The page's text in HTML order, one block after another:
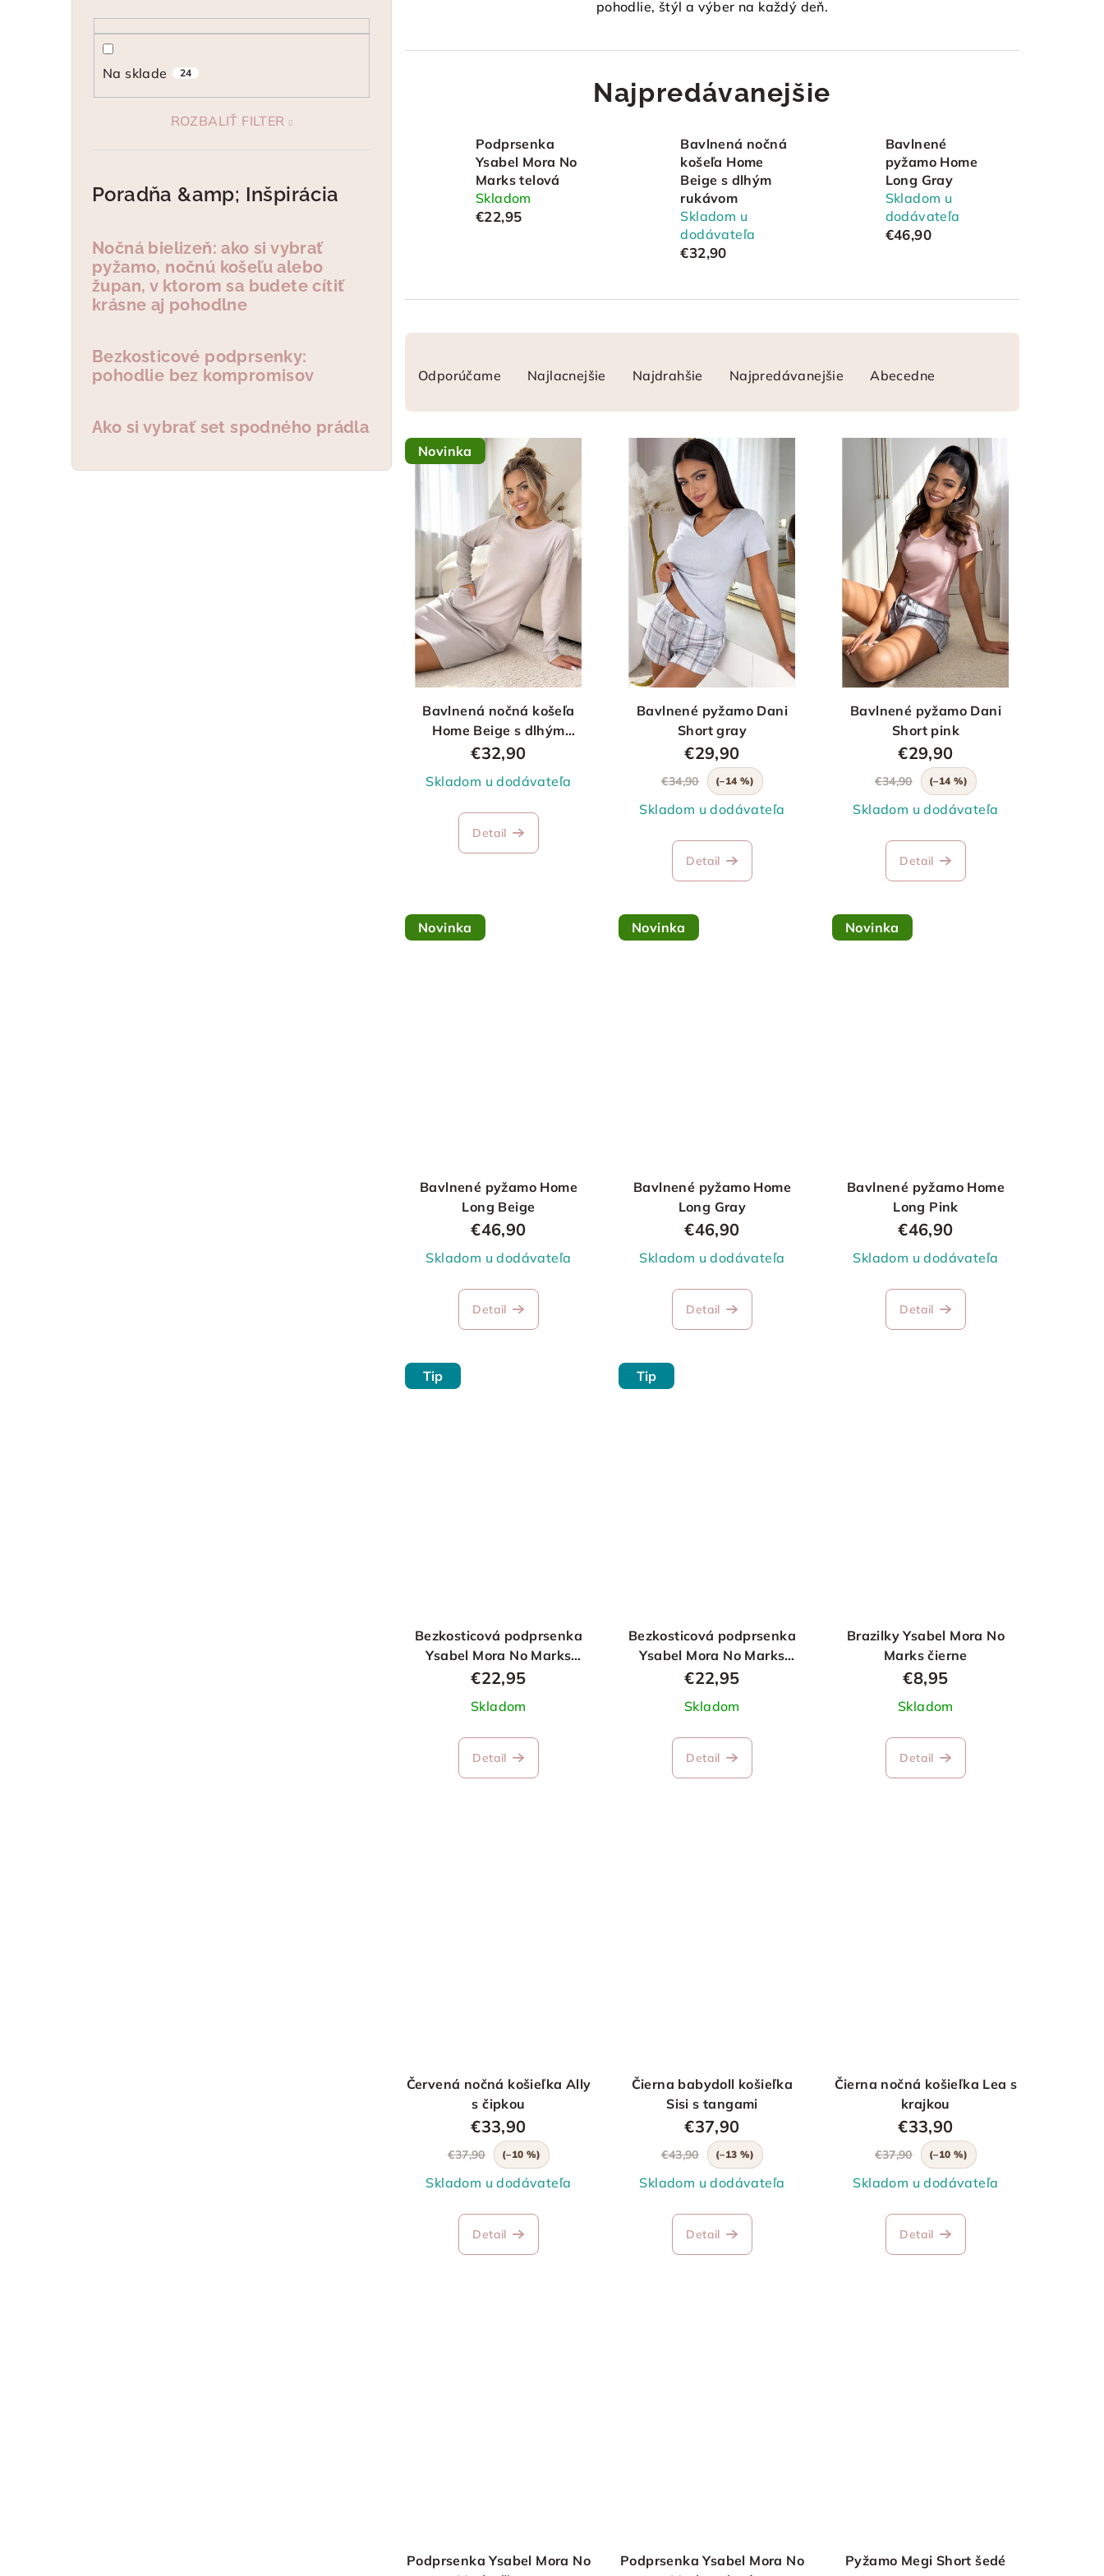
Na sklade 24
ROZBALIŤ FILTER
Poradňa &amp; Inšpirácia
Nočná bielizeň: ako si vybrať
pyžamo, nočnú košeľu alebo
župan, v ktorom sa budete cítiť
krásne aj pohodlne
Bezkosticové podprsenky:
pohodlie bez kompromisov
Ako si vybrať set spodného prádla
pohodlie, štýl a výber na každý deň.
Najpredávanejšie
Podprsenka
Ysabel Mora No
Marks telová
Skladom
€22,95
Bavlnená nočná
košeľa Home
Beige s dlhým
rukávom
Skladom u
dodávateľa
€32,90
Bavlnené
pyžamo Home
Long Gray
Skladom u
dodávateľa
€46,90
a
d
e
e
r
o
d
u
Odporúčame Najlacnejšie Najdrahšie Najpredávanejšie Abecedne
V
ý
p
r
o
d
Novinka
Bavlnená nočná košeľa
Home Beige s dlhým
rukávom
€32,90
Skladom u dodávateľa
Detail
Bavlnené pyžamo Dani
Short gray
€29,90
€34,90 (–14 %)
Skladom u dodávateľa
Detail
Bavlnené pyžamo Dani
Short pink
€29,90
€34,90 (–14 %)
Skladom u dodávateľa
Detail
Novinka
Bavlnené pyžamo Home
Long Beige
€46,90
Skladom u dodávateľa
Detail
Novinka
Bavlnené pyžamo Home
Long Gray
€46,90
Skladom u dodávateľa
Detail
Novinka
Bavlnené pyžamo Home
Long Pink
€46,90
Skladom u dodávateľa
Detail
Tip
Bezkosticová podprsenka
Ysabel Mora No Marks
béžová
€22,95
Skladom
Detail
Tip
Bezkosticová podprsenka
Ysabel Mora No Marks
čierna
€22,95
Skladom
Detail
Brazilky Ysabel Mora No
Marks čierne
€8,95
Skladom
Detail
Červená nočná košieľka Ally
s čipkou
€33,90
€37,90 (–10 %)
Skladom u dodávateľa
Detail
Čierna babydoll košieľka
Sisi s tangami
€37,90
€43,90 (–13 %)
Skladom u dodávateľa
Detail
Čierna nočná košieľka Lea s
krajkou
€33,90
€37,90 (–10 %)
Skladom u dodávateľa
Detail
Podprsenka Ysabel Mora No
Podprsenka Ysabel Mora No
Pyžamo Megi Short šedé